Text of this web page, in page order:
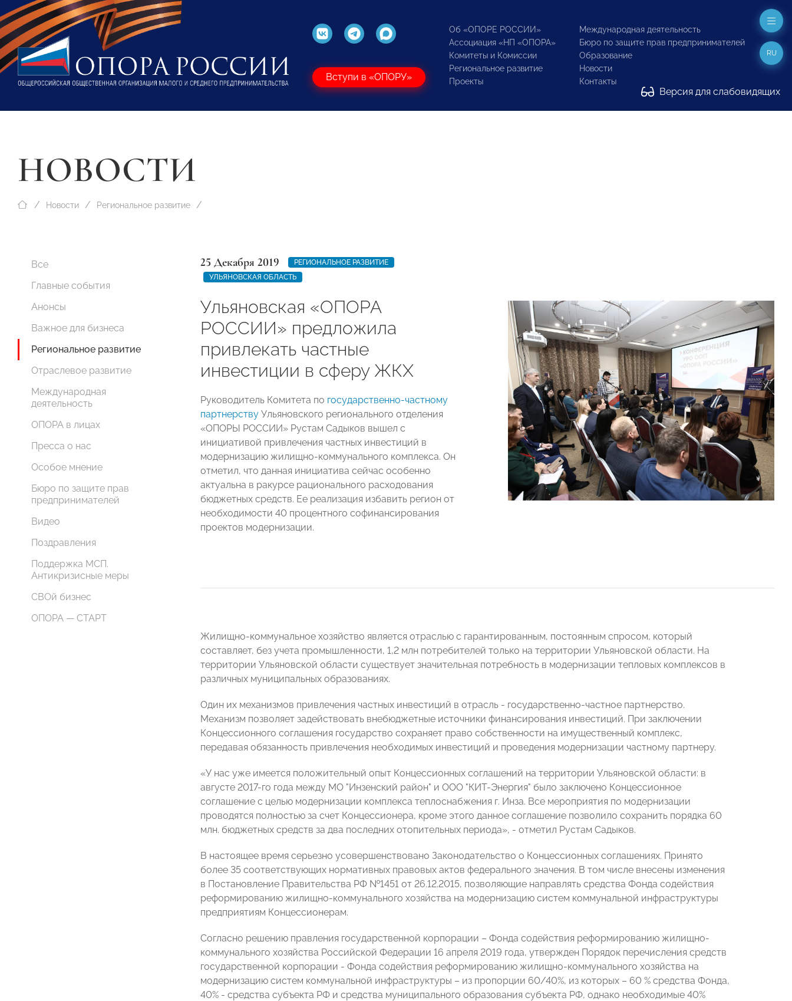
Вступи в «ОПОРУ»
Об «ОПОРЕ РОССИИ»
Ассоциация «НП «ОПОРА»
Комитеты и Комиссии
Региональное развитие
Проекты
Международная деятельность
Бюро по защите прав предпринимателей
Образование
Новости
Контакты
Версия для слабовидящих
RU
НОВОСТИ
Новости Региональное развитие
Все
Главные события
Анонсы
Важное для бизнеса
Региональное развитие
Отраслевое развитие
Международная
деятельность
ОПОРА в лицах
Пресса о нас
Особое мнение
Бюро по защите прав
предпринимателей
Видео
Поздравления
Поддержка МСП.
Антикризисные меры
СВОй бизнес
ОПОРА — СТАРТ
25 Декабря 2019
РЕГИОНАЛЬНОЕ РАЗВИТИЕ
УЛЬЯНОВСКАЯ ОБЛАСТЬ
Ульяновская «ОПОРА
РОССИИ» предложила
привлекать частные
инвестиции в сферу ЖКХ
Руководитель Комитета по государственно-частному
партнерству Ульяновского регионального отделения
«ОПОРЫ РОССИИ» Рустам Садыков вышел с
инициативой привлечения частных инвестиций в
модернизацию жилищно-коммунального комплекса. Он
отметил, что данная инициатива сейчас особенно
актуальна в ракурсе рационального расходования
бюджетных средств. Ее реализация избавить регион от
необходимости 40 процентного софинансирования
проектов модернизации.
Жилищно-коммунальное хозяйство является отраслью с гарантированным, постоянным спросом, который
составляет, без учета промышленности, 1,2 млн потребителей только на территории Ульяновской области. На
территории Ульяновской области существует значительная потребность в модернизации тепловых комплексов в
различных муниципальных образованиях.
Один их механизмов привлечения частных инвестиций в отрасль - государственно-частное партнерство.
Механизм позволяет задействовать внебюджетные источники финансирования инвестиций. При заключении
Концессионного соглашения государство сохраняет право собственности на имущественный комплекс,
передавая обязанность привлечения необходимых инвестиций и проведения модернизации частному партнеру.
«У нас уже имеется положительный опыт Концессионных соглашений на территории Ульяновской области: в
августе 2017-го года между МО "Инзенский район" и ООО "КИТ-Энергия" было заключено Концессионное
соглашение с целью модернизации комплекса теплоснабжения г. Инза. Все мероприятия по модернизации
проводятся полностью за счет Концессионера, кроме этого данное соглашение позволило сохранить порядка 60
млн. бюджетных средств за два последних отопительных периода», - отметил Рустам Садыков.
В настоящее время серьезно усовершенствовано Законодательство о Концессионных соглашениях. Принято
более 35 соответствующих нормативных правовых актов федерального значения. В том числе внесены изменения
в Постановление Правительства РФ №1451 от 26.12.2015, позволяющие направлять средства Фонда содействия
реформированию жилищно-коммунального хозяйства на модернизацию систем коммунальной инфраструктуры
предприятиям Концессионерам.
Согласно решению правления государственной корпорации – Фонда содействия реформированию жилищно-
коммунального хозяйства Российской Федерации 16 апреля 2019 года, утвержден Порядок перечисления средств
государственной корпорации - Фонда содействия реформированию жилищно-коммунального хозяйства на
модернизацию систем коммунальной инфраструктуры – из пропорции 60/40%, из которых – 60 % средства Фонда,
40% - средства субъекта РФ и средства муниципального образования субъекта РФ, однако необходимые 40%